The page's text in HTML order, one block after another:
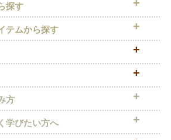
探す
テムから探す
方
学びたい方へ